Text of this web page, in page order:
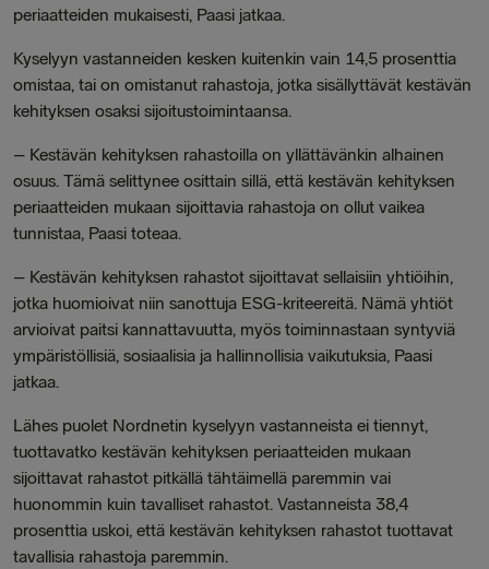
periaatteiden mukaisesti, Paasi jatkaa.
Kyselyyn vastanneiden kesken kuitenkin vain 14,5 prosenttia
omistaa, tai on omistanut rahastoja, jotka sisällyttävät kestävän
kehityksen osaksi sijoitustoimintaansa.
– Kestävän kehityksen rahastoilla on yllättävänkin alhainen
osuus. Tämä selittynee osittain sillä, että kestävän kehityksen
periaatteiden mukaan sijoittavia rahastoja on ollut vaikea
tunnistaa, Paasi toteaa.
– Kestävän kehityksen rahastot sijoittavat sellaisiin yhtiöihin,
jotka huomioivat niin sanottuja ESG-kriteereitä. Nämä yhtiöt
arvioivat paitsi kannattavuutta, myös toiminnastaan syntyviä
ympäristöllisiä, sosiaalisia ja hallinnollisia vaikutuksia, Paasi
jatkaa.
Lähes puolet Nordnetin kyselyyn vastanneista ei tiennyt,
tuottavatko kestävän kehityksen periaatteiden mukaan
sijoittavat rahastot pitkällä tähtäimellä paremmin vai
huonommin kuin tavalliset rahastot. Vastanneista 38,4
prosenttia uskoi, että kestävän kehityksen rahastot tuottavat
tavallisia rahastoja paremmin.